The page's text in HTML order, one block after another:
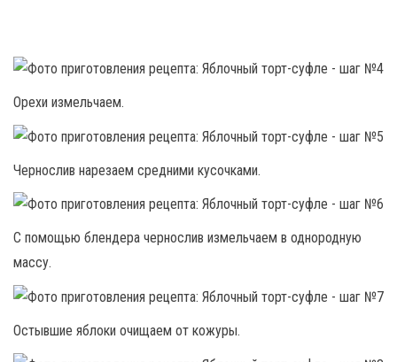
Орехи измельчаем.
Чернослив нарезаем средними кусочками.
С помощью блендера чернослив измельчаем в однородную
массу.
Остывшие яблоки очищаем от кожуры.